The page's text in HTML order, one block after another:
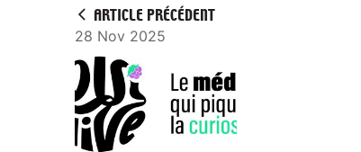
ARTICLE PRÉCÉDENT
28 Nov 2025